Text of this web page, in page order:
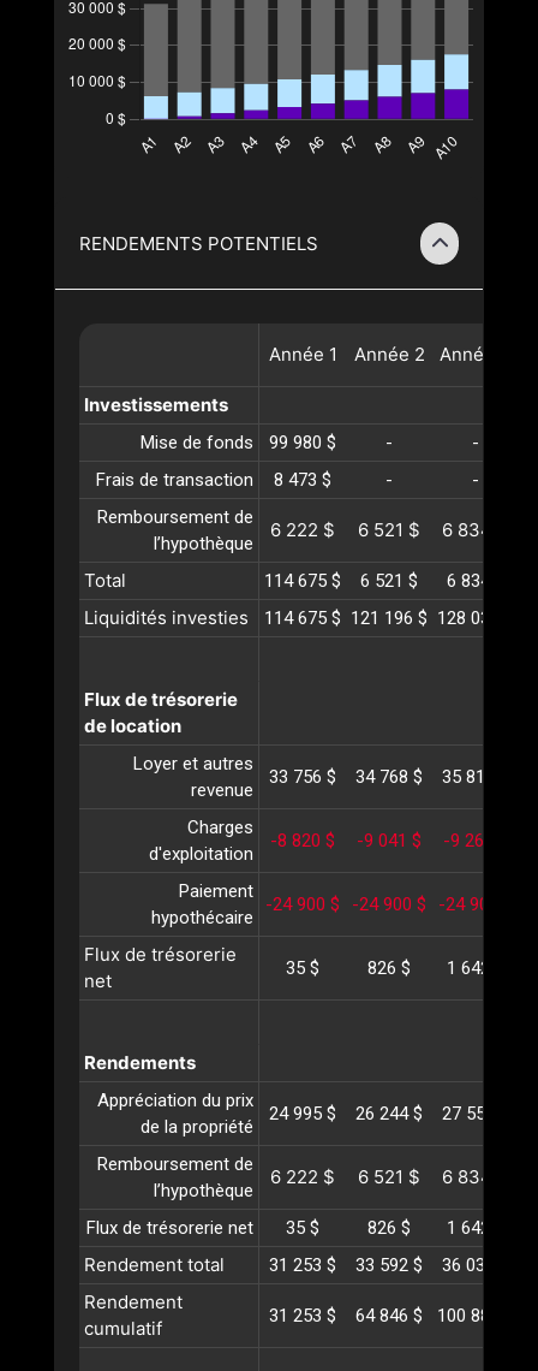
RENDEMENTS POTENTIELS
Année 1 Année 2 Année
Investissements
Mise de fonds 99 980 $ -
-
Frais de transaction
8 473 $ -
-
Remboursement de
l’hypothèque
6 222 $ 6 521 $ 6 834 $
Total 114 675 $ 6 521 $ 6 834 $
Liquidités investies 114 675 $ 121 196 $ 128 031 $
Flux de trésorerie
de location
Loyer et autres
revenue
33 756 $ 34 768 $ 35 811 $
Charges
d'exploitation
-8 820 $ -9 041 $ -9 269 $
Paiement
hypothécaire
-24 900 $ -24 900 $ -24 900 $
Flux de trésorerie
net
35 $ 826 $ 1 642 $
Rendements
Appréciation du prix
de la propriété
24 995 $ 26 244 $ 27 556 $
Remboursement de
l’hypothèque
6 222 $ 6 521 $ 6 834 $
Flux de trésorerie net 35 $ 826 $ 1 642 $
Rendement total 31 253 $ 33 592 $ 36 034 $
Rendement
cumulatif
31 253 $ 64 846 $ 100 880 $